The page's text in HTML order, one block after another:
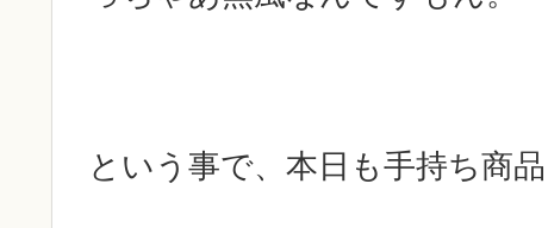
という事で、本日も手持ち商